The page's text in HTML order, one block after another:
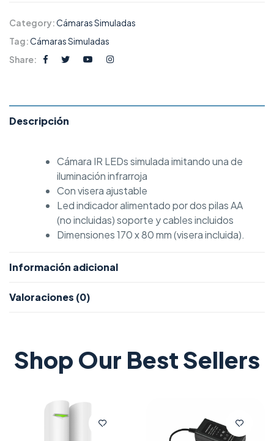
Category:Cámaras Simuladas
Tag:Cámaras Simuladas
Share:
Descripción
Cámara IR LEDs simulada imitando una de
iluminación infrarroja
Con visera ajustable
Led indicador alimentado por dos pilas AA
(no incluidas) soporte y cables incluidos
Dimensiones 170 x 80 mm (visera incluida).
Información adicional
Valoraciones (0)
Shop Our Best Sellers